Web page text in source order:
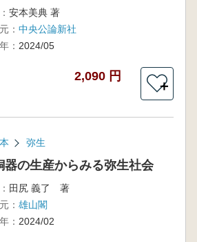
安本美典 著
： 中央公論新社
： 2024/05
2,090 円
＋
弥生
器の生産からみる弥生社会
田尻 義了 著
： 雄山閣
： 2024/02